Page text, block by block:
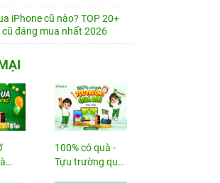
iPhone cũ nào? TOP 20+
cũ đáng mua nhất 2026
100% có quà -
Tựu trường quá